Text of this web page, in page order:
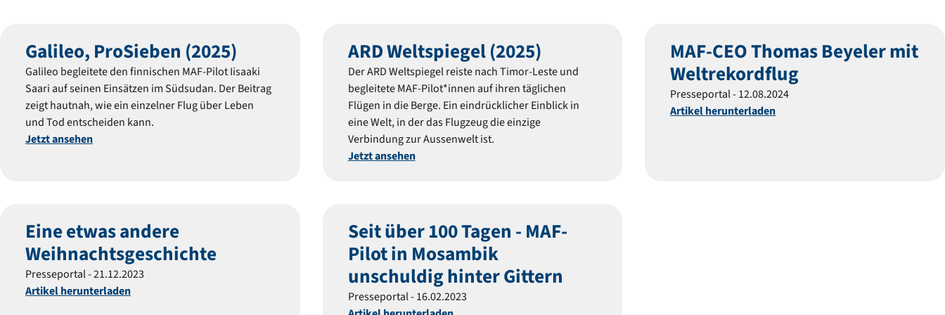
Galileo, ProSieben (2025)
Galileo begleitete den finnischen MAF-Pilot Iisaaki
Saari auf seinen Einsätzen im Südsudan. Der Beitrag
zeigt hautnah, wie ein einzelner Flug über Leben
und Tod entscheiden kann.
Jetzt ansehen
ARD Weltspiegel (2025)
Der ARD Weltspiegel reiste nach Timor-Leste und
begleitete MAF-Pilot*innen auf ihren täglichen
Flügen in die Berge. Ein eindrücklicher Einblick in
eine Welt, in der das Flugzeug die einzige
Verbindung zur Aussenwelt ist.
Jetzt ansehen
MAF-CEO Thomas Beyeler mit
Weltrekordflug
Presseportal - 12.08.2024
Artikel herunterladen
Eine etwas andere
Weihnachtsgeschichte
Presseportal - 21.12.2023
Artikel herunterladen
Seit über 100 Tagen - MAF-
Pilot in Mosambik
unschuldig hinter Gittern
Presseportal - 16.02.2023